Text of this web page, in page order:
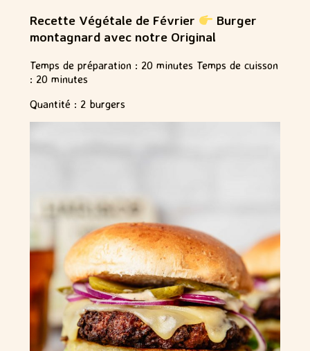
Recette Végétale de Février
Burger
montagnard avec notre Original
Temps de préparation : 20 minutes Temps de cuisson
: 20 minutes
Quantité : 2 burgers